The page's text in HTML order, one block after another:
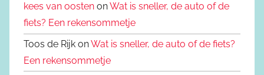
kees van oosten onWat is sneller, de auto of de
fiets? Een rekensommetje
Toos de Rijk onWat is sneller, de auto of de fiets?
Een rekensommetje